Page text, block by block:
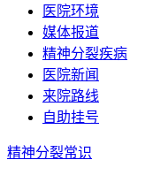
医院环境
媒体报道
精神分裂疾病
医院新闻
来院路线
自助挂号
精神分裂常识